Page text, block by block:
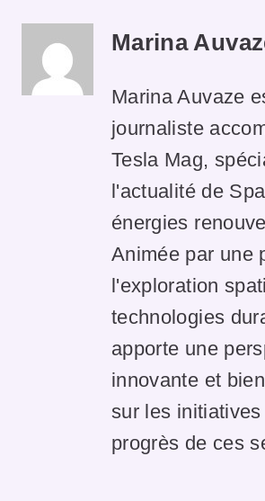
Marina
Marina Auvaze
journaliste
Tesla Mag,
l'actualité de
énergies
Animée par une
l'exploration
technologies
apporte une
innovante et
sur les
progrès de ces